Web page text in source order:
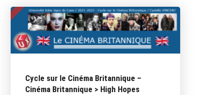
Cycle sur le Cinéma Britannique –
Cinéma Britannique > High Hopes